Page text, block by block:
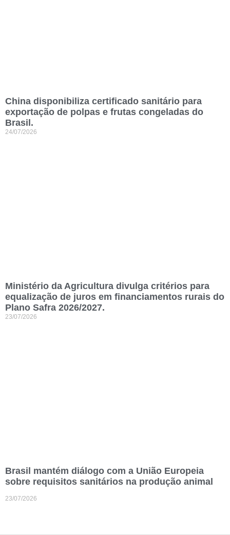
China disponibiliza certificado sanitário para
exportação de polpas e frutas congeladas do
Brasil.
24/07/2026
Ministério da Agricultura divulga critérios para
equalização de juros em financiamentos rurais do
Plano Safra 2026/2027.
23/07/2026
Brasil mantém diálogo com a União Europeia
sobre requisitos sanitários na produção animal
23/07/2026